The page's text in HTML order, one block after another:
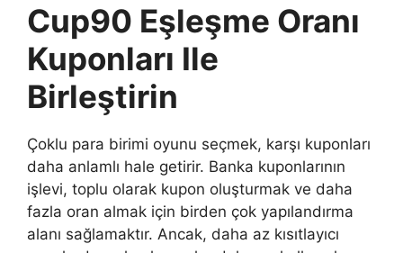
Cup90 Eşleşme Oranı
Kuponları Ile
Birleştirin
Çoklu para birimi oyunu seçmek, karşı kuponları
daha anlamlı hale getirir. Banka kuponlarının
işlevi, toplu olarak kupon oluşturmak ve daha
fazla oran almak için birden çok yapılandırma
alanı sağlamaktır. Ancak, daha az kısıtlayıcı